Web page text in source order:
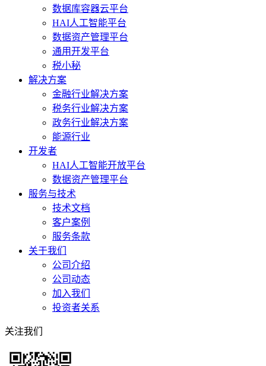
数据库容器云平台
HAI人工智能平台
数据资产管理平台
通用开发平台
税小秘
解决方案
金融行业解决方案
税务行业解决方案
政务行业解决方案
能源行业
开发者
HAI人工智能开放平台
数据资产管理平台
服务与技术
技术文档
客户案例
服务条款
关于我们
公司介绍
公司动态
加入我们
投资者关系
关注我们